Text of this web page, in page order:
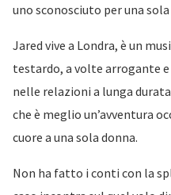
uno sconosciuto per una
Jared vive a Londra, è un
testardo, a volte arrogante
nelle relazioni a lunga
che è meglio un’avventura
cuore a una sola donna.
Non ha fatto i conti con la